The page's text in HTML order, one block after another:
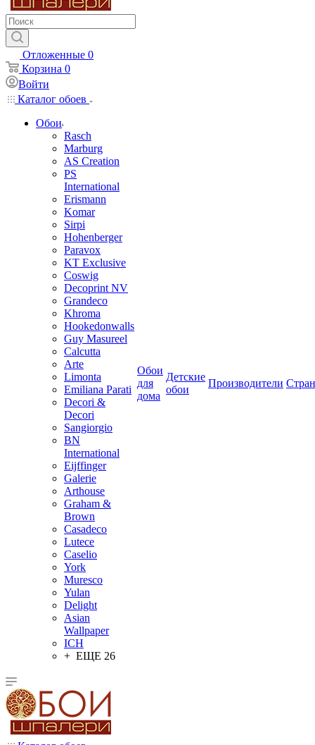
Отложенные 0
Корзина 0
Войти
Каталог обоев
Обои
Rasch
Marburg
AS Creation
PS
International
Erismann
Komar
Sirpi
Hohenberger
Paravox
KT Exclusive
Coswig
Decoprint NV
Grandeco
Khroma
Hookedonwalls
Guy Masureel
Calcutta
Arte
Limonta
Emiliana Parati
Decori &
Decori
Sangiorgio
BN
International
Eijffinger
Galerie
Arthouse
Graham &
Brown
Casadeco
Lutece
Caselio
York
Muresco
Yulan
Delight
Asian
Wallpaper
ICH
+ ЕЩЕ 26
Обои
для
дома
Детские
обои
Производители